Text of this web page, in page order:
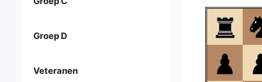
Groep D
Veteranen